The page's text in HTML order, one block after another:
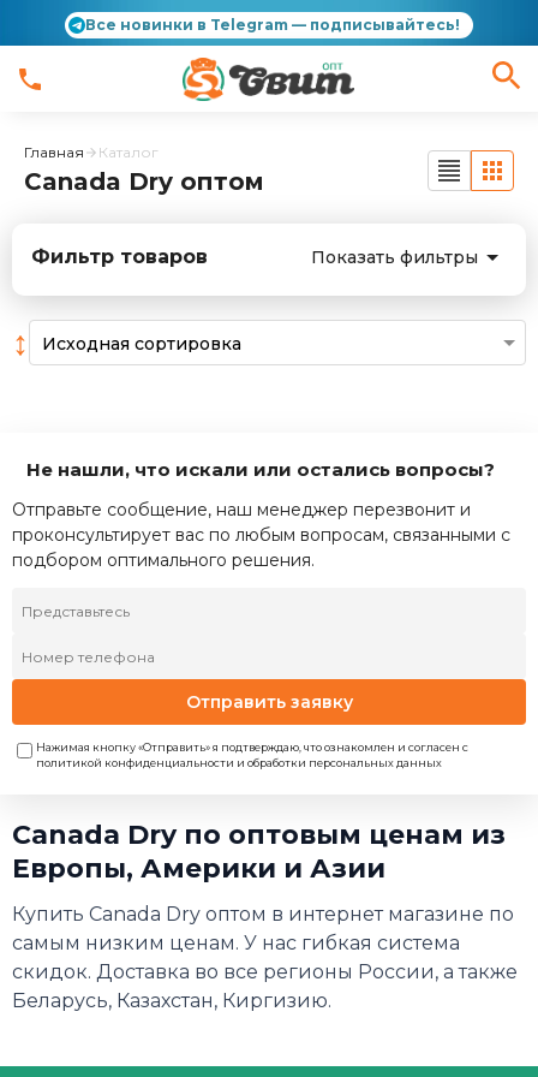
Все новинки в Telegram — подписывайтесь!
Главная Каталог
Canada Dry оптом
Фильтр товаров Показать фильтры
↕
Не нашли, что искали или остались вопросы?
Отправьте сообщение, наш менеджер перезвонит и
проконсультирует вас по любым вопросам, связанными с
подбором оптимального решения.
Отправить заявку
Нажимая кнопку «Отправить» я подтверждаю, что ознакомлен и согласен с
политикой конфиденциальности и обработки персональных данных
Canada Dry по оптовым ценам из
Европы, Америки и Азии
Купить Canada Dry оптом в интернет магазине по
самым низким ценам. У нас гибкая система
скидок. Доставка во все регионы России, а также
Беларусь, Казахстан, Киргизию.